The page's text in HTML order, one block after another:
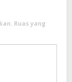
Ruas yang